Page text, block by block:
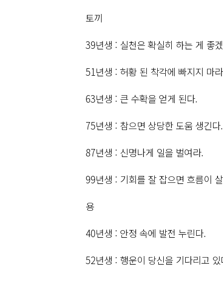
토끼
39년생 : 실천은 확실히 하는 게 좋
51년생 : 허황 된 착각에 빠지지 마
63년생 : 큰 수확을 얻게 된다.
75년생 : 참으면 상당한 도움 생긴다.
87년생 : 신명나게 일을 벌여라.
99년생 : 기회를 잘 잡으면 흐름이
용
40년생 : 안정 속에 발전 누린다.
52년생 : 행운이 당신을 기다리고 있